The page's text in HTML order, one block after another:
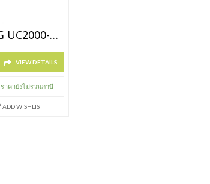
Dinstar GSM 3G UC2000-VF-16W 900/2100 MHz (รุ่น 3G Rackmount Chassis)
VIEW DETAILS
ราคายังไม่รวมภาษี
ADD WISHLIST